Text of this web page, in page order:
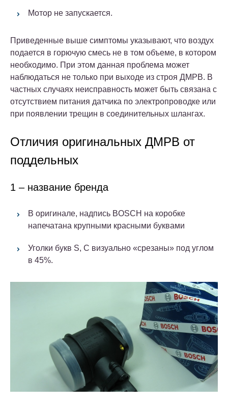
Мотор не запускается.
Приведенные выше симптомы указывают, что воздух
подается в горючую смесь не в том объеме, в котором
необходимо. При этом данная проблема может
наблюдаться не только при выходе из строя ДМРВ. В
частных случаях неисправность может быть связана с
отсутствием питания датчика по электропроводке или
при появлении трещин в соединительных шлангах.
Отличия оригинальных ДМРВ от
поддельных
1 – название бренда
В оригинале, надпись BOSCH на коробке
напечатана крупными красными буквами
Уголки букв S, C визуально «срезаны» под углом
в 45%.